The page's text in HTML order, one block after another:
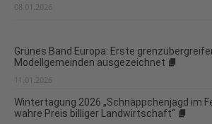
08.01.2026
Grünes Band Europa: Erste
Modellgemeinden ausgezeichnet
11.01.2026
Wintertagung 2026 „Schnäppchenjagd im
wahre Preis billiger Landwirtschaft“